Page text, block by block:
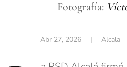
Fotografía:
Abr 27, 2026|